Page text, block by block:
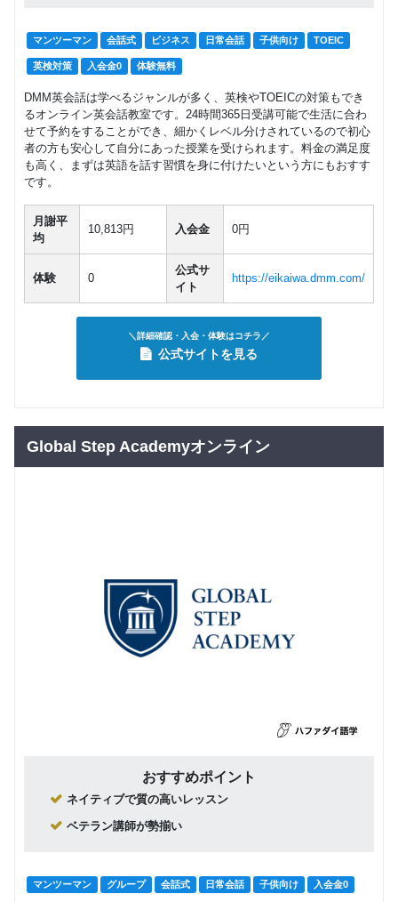
マンツーマン 会話式 ビジネス 日常会話 子供向け TOEIC
英検対策 入会金0 体験無料
DMM英会話は学べるジャンルが多く、英検やTOEICの対策もでき
るオンライン英会話教室です。24時間365日受講可能で生活に合わ
せて予約をすることができ、細かくレベル分けされているので初心
者の方も安心して自分にあった授業を受けられます。料金の満足度
も高く、まずは英語を話す習慣を身に付けたいという方にもおすす
です。
月謝平
均
10,813円 入会金 0円
体験 0
公式サ
イト
https://eikaiwa.dmm.com/
＼詳細確認・入会・体験はコチラ／
公式サイトを見る
Global Step Academyオンライン
おすすめポイント
ネイティブで質の高いレッスン
ベテラン講師が勢揃い
マンツーマン グループ 会話式 日常会話 子供向け 入会金0